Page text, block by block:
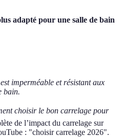
adapté pour une salle de bain
imperméable et résistant aux
bain.
choisir le bon carrelage pour
de l’impact du carrelage sur
: "choisir carrelage 2026".